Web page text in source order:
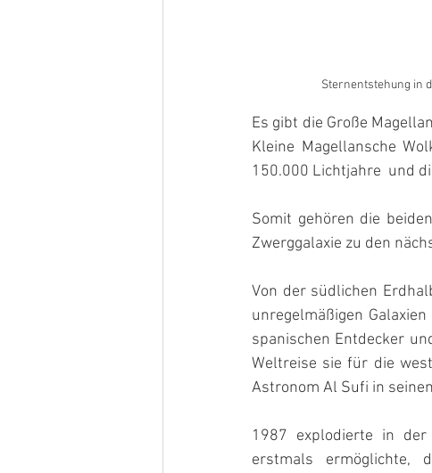
Sternentstehung in
Es gibt die Große
Kleine Magellansche
150.000 Lichtjahre  und
Somit gehören die
Zwerggalaxie zu den
Von der südlichen
unregelmäßigen
spanischen Entdecker
Weltreise sie für die
Astronom Al Sufi in
1987 explodierte in der
erstmals ermöglichte,